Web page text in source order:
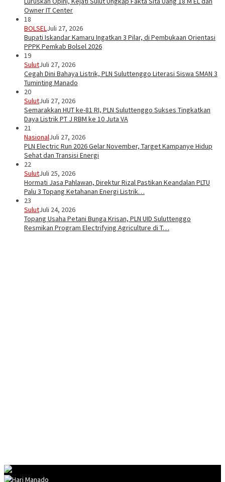
Owner IT Center
18
BOLSELJuli 27, 2026
Bupati Iskandar Kamaru Ingatkan 3 Pilar, di Pembukaan Orientasi
PPPK Pemkab Bolsel 2026
19
SulutJuli 27, 2026
Cegah Dini Bahaya Listrik, PLN Suluttenggo Literasi Siswa SMAN 3
Tuminting Manado
20
SulutJuli 27, 2026
Semarakkan HUT ke-81 RI, PLN Suluttenggo Sukses Tingkatkan
Daya Listrik PT J RBM ke 10 Juta VA
21
NasionalJuli 27, 2026
PLN Electric Run 2026 Gelar November, Target Kampanye Hidup
Sehat dan Transisi Energi
22
SulutJuli 25, 2026
Hormati Jasa Pahlawan, Direktur Rizal Pastikan Keandalan PLTU
Palu 3 Topang Ketahanan Energi Listrik…
23
SulutJuli 24, 2026
Topang Usaha Petani Bunga Krisan, PLN UID Suluttenggo
Resmikan Program Electrifying Agriculture di T…